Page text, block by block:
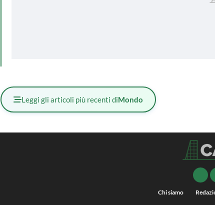
Leggi gli articoli più recenti diMondo
Chi siamo